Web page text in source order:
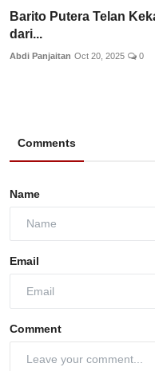
Barito Putera Telan
dari...
Abdi Panjaitan Oct 20, 2025 0
Comments
Name
Email
Comment